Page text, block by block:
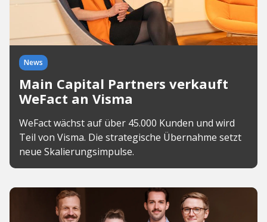
News
Main Capital Partners verkauft
WeFact an Visma
WeFact wächst auf über 45.000 Kunden und wird
Teil von Visma. Die strategische Übernahme setzt
neue Skalierungsimpulse.